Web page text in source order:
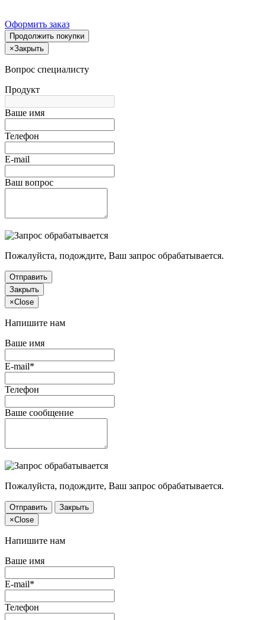
Оформить заказ
Продолжить покупки
×Закрыть
Вопрос специалисту
Продукт
Ваше имя
Телефон
E-mail
Ваш вопрос
Пожалуйста, подождите, Ваш запрос обрабатывается.
Отправить
Закрыть
×Close
Напишите нам
Ваше имя
E-mail*
Телефон
Ваше сообщение
Пожалуйста, подождите, Ваш запрос обрабатывается.
Отправить
Закрыть
×Close
Напишите нам
Ваше имя
E-mail*
Телефон